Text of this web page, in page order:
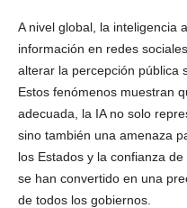
A nivel global, la inteligencia
información en redes
alterar la percepción pública
Estos fenómenos muestran
adecuada, la IA no solo
sino también una amenaza
los Estados y la confianza
se han convertido en una
de todos los gobiernos.